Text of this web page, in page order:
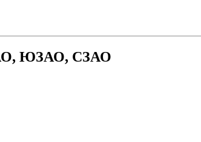
ЮЗАО, СЗАО